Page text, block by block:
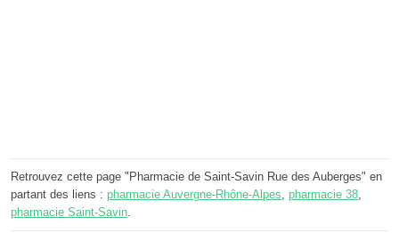
Retrouvez cette page "Pharmacie de Saint-Savin Rue des Auberges" en
partant des liens : pharmacie Auvergne-Rhône-Alpes, pharmacie 38,
pharmacie Saint-Savin.